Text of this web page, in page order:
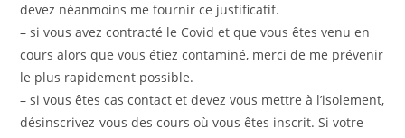
devez néanmoins me fournir ce justificatif.
– si vous avez contracté le Covid et que vous êtes venu en
cours alors que vous étiez contaminé, merci de me prévenir
le plus rapidement possible.
– si vous êtes cas contact et devez vous mettre à l’isolement,
désinscrivez-vous des cours où vous êtes inscrit. Si votre